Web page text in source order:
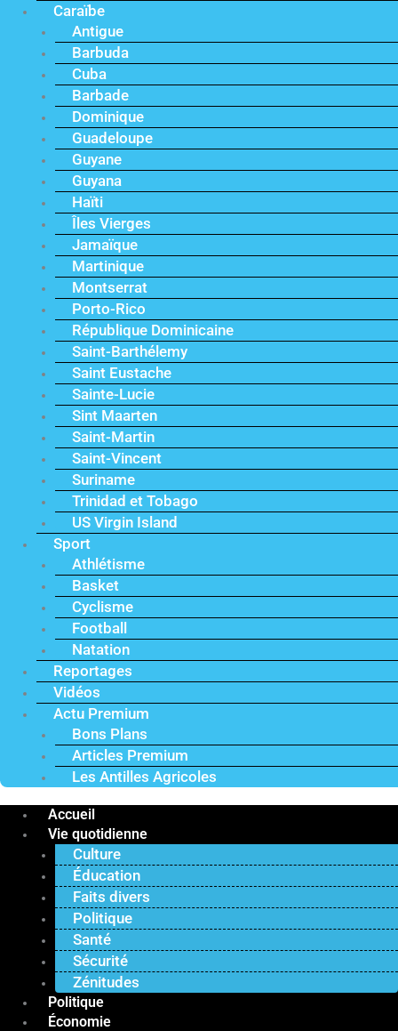
Caraïbe
Antigue
Barbuda
Cuba
Barbade
Dominique
Guadeloupe
Guyane
Guyana
Haïti
Îles Vierges
Jamaïque
Martinique
Montserrat
Porto-Rico
République Dominicaine
Saint-Barthélemy
Saint Eustache
Sainte-Lucie
Sint Maarten
Saint-Martin
Saint-Vincent
Suriname
Trinidad et Tobago
US Virgin Island
Sport
Athlétisme
Basket
Cyclisme
Football
Natation
Reportages
Vidéos
Actu Premium
Bons Plans
Articles Premium
Les Antilles Agricoles
Accueil
Vie quotidienne
Culture
Éducation
Faits divers
Politique
Santé
Sécurité
Zénitudes
Politique
Économie